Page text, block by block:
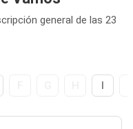
general de las 23
I